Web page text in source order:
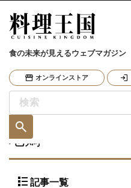
食の未来が見えるウェブマガジン
オンラインストア
地鶏
記事一覧